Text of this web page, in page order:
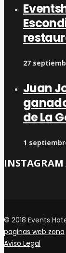
27
Juan
de La
1
INSTAGRAM
© 2018 Events
paginas web zona
Aviso Legal